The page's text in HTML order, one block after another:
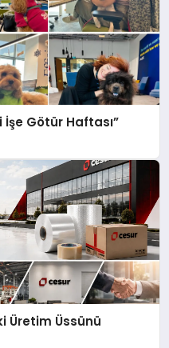
İşe Götür Haftası”
Üretim Üssünü